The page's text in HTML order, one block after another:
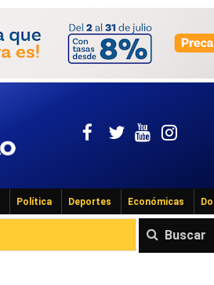
Política Deportes Económicas
Buscar